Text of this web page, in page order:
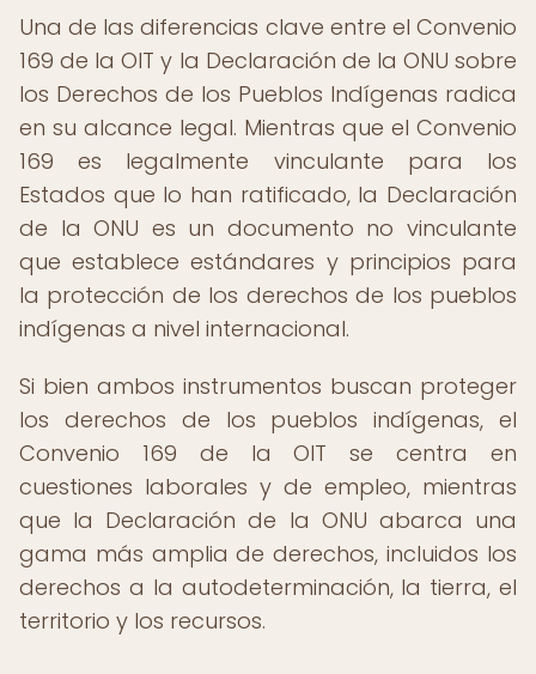
Una de las diferencias clave entre el Convenio
169 de la OIT y la Declaración de la ONU sobre
los Derechos de los Pueblos Indígenas radica
en su alcance legal. Mientras que el Convenio
169 es legalmente vinculante para los
Estados que lo han ratificado, la Declaración
de la ONU es un documento no vinculante
que establece estándares y principios para
la protección de los derechos de los pueblos
indígenas a nivel internacional.
Si bien ambos instrumentos buscan proteger
los derechos de los pueblos indígenas, el
Convenio 169 de la OIT se centra en
cuestiones laborales y de empleo, mientras
que la Declaración de la ONU abarca una
gama más amplia de derechos, incluidos los
derechos a la autodeterminación, la tierra, el
territorio y los recursos.